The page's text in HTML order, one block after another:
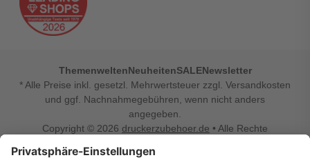
ThemenweltenNeuheitenSALENewsletter
* Alle Preise inkl. gesetzl. Mehrwertsteuer zzgl. Versandkosten
und ggf. Nachnahmegebühren, wenn nicht anders
angegeben.
Copyright © 2026 druckerzubehoer.de • Alle Rechte